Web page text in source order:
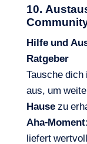
10.
Hilfe und
Ratgeber
Tausche dich
aus, um
Hausezu
Aha-Moment:
liefert